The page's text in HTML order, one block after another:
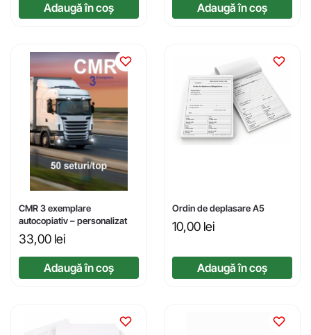
Adaugă în coș Adaugă în coș
CMR 3 exemplare
autocopiativ – personalizat
33,00 lei
Adaugă în coș
Ordin de deplasare A5
10,00 lei
Adaugă în coș